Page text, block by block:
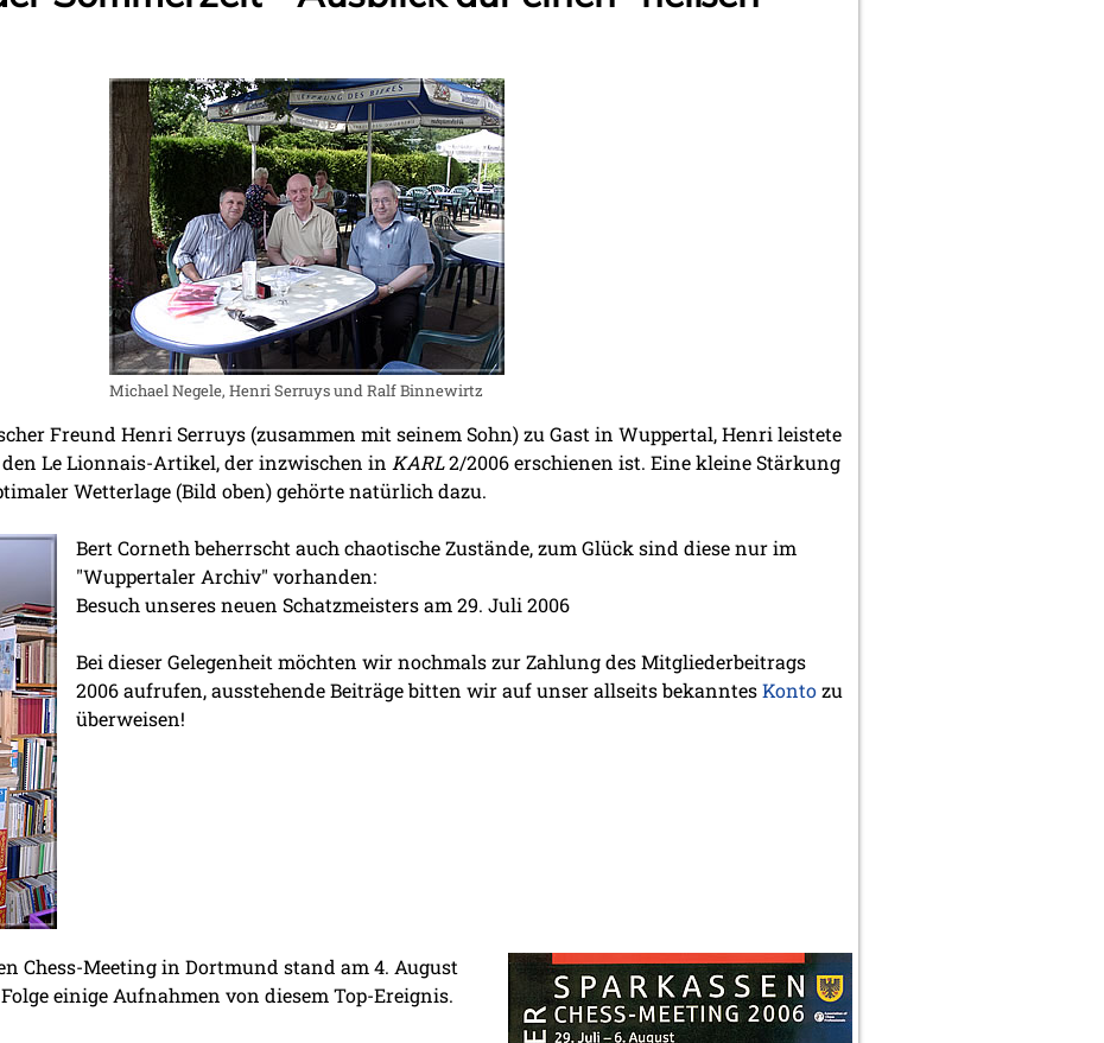
Michael Negele, Henri Serruys und Ralf Binnewirtz
Freund Henri Serruys (zusammen mit seinem Sohn) zu Gast in Wuppertal, Henri leistete
Le Lionnais-Artikel, der inzwischen in KARL2/2006 erschienen ist. Eine kleine Stärkung
Wetterlage (Bild oben) gehörte natürlich dazu.
Bert Corneth beherrscht auch chaotische Zustände, zum Glück sind diese nur im
"Wuppertaler Archiv" vorhanden:
Besuch unseres neuen Schatzmeisters am 29. Juli 2006
Bei dieser Gelegenheit möchten wir nochmals zur Zahlung des Mitgliederbeitrags
2006 aufrufen, ausstehende Beiträge bitten wir auf unser allseits bekanntesKontozu
überweisen!
Chess-Meeting in Dortmund stand am 4. August
einige Aufnahmen von diesem Top-Ereignis.